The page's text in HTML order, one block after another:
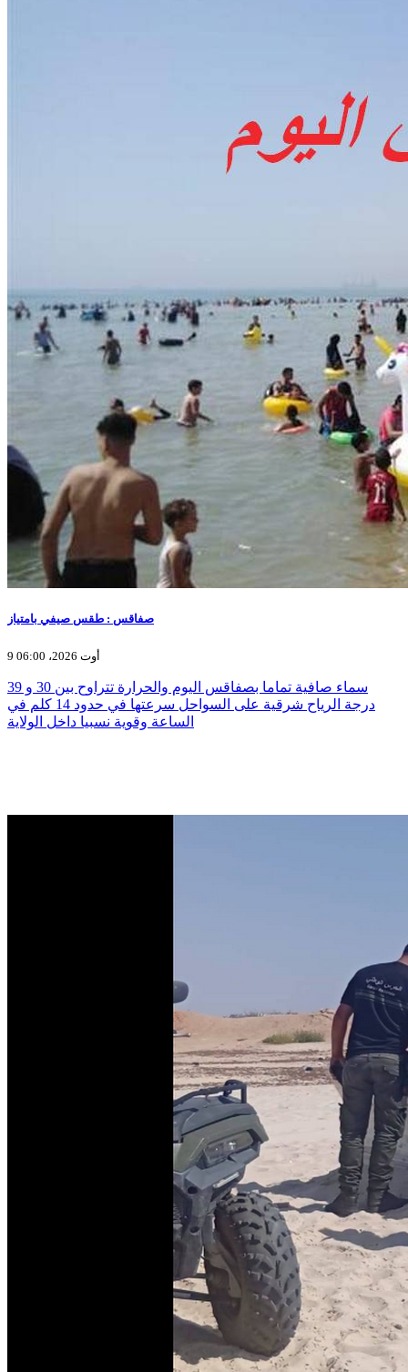
صفاقس : طقس صيفي بامتياز
9 أوت 2026، 06:00
سماء صافية تماما بصفاقس اليوم والحرارة تتراوح بين 30 و 39
درجة الرياح شرقية على السواحل سرعتها في حدود 14 كلم في
الساعة وقوية نسبيا داخل الولاية